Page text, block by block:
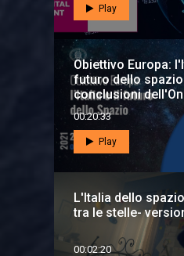
Play
Obiettivo Europa:
futuro dello
conclusioni
Tabacci
00:20:33
Play
L'Italia dello
tra le stelle-
00:02:20